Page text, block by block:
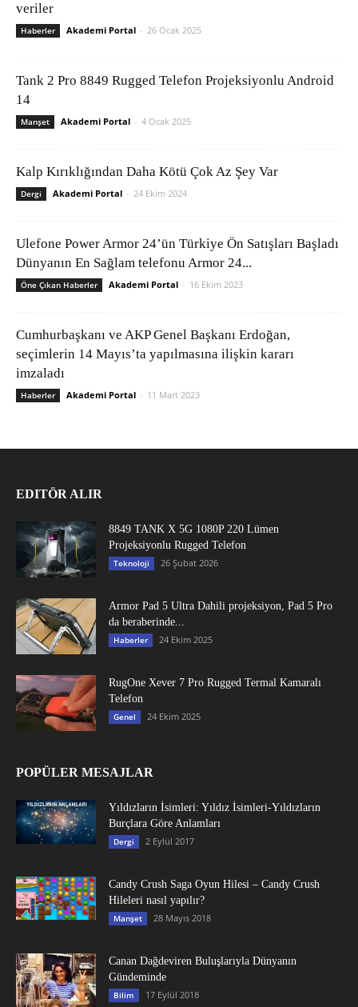
veriler
Haberler Akademi Portal - 26 Ocak 2025
Tank 2 Pro 8849 Rugged Telefon Projeksiyonlu Android
14
Manşet Akademi Portal - 4 Ocak 2025
Kalp Kırıklığından Daha Kötü Çok Az Şey Var
Dergi Akademi Portal - 24 Ekim 2024
Ulefone Power Armor 24’ün Türkiye Ön Satışları Başladı
Dünyanın En Sağlam telefonu Armor 24...
Öne Çıkan Haberler Akademi Portal - 16 Ekim 2023
Cumhurbaşkanı ve AKP Genel Başkanı Erdoğan,
seçimlerin 14 Mayıs’ta yapılmasına ilişkin kararı
imzaladı
Haberler Akademi Portal - 11 Mart 2023
EDITÖR ALIR
8849 TANK X 5G 1080P 220 Lümen
Projeksiyonlu Rugged Telefon
Teknoloji 26 Şubat 2026
Armor Pad 5 Ultra Dahili projeksiyon, Pad 5 Pro
da beraberinde...
Haberler 24 Ekim 2025
RugOne Xever 7 Pro Rugged Termal Kamaralı
Telefon
Genel 24 Ekim 2025
POPÜLER MESAJLAR
Yıldızların İsimleri: Yıldız İsimleri-Yıldızların
Burçlara Göre Anlamları
Dergi 2 Eylül 2017
Candy Crush Saga Oyun Hilesi – Candy Crush
Hileleri nasıl yapılır?
Manşet 28 Mayıs 2018
Canan Dağdeviren Buluşlarıyla Dünyanın
Gündeminde
Bilim 17 Eylül 2018